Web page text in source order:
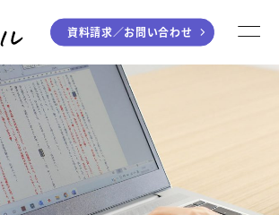
探す
川柳・短歌・俳句
音楽（作詞・作曲）
アート・絵本
資料請求／お問い合わせ